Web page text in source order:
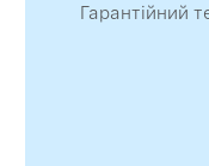
Гарантійний